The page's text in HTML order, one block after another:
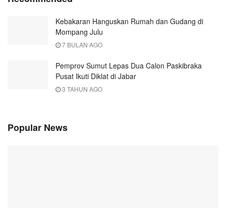
Kebakaran Hanguskan Rumah dan Gudang di
Mompang Julu
7 BULAN AGO
Pemprov Sumut Lepas Dua Calon Paskibraka
Pusat Ikuti Diklat di Jabar
3 TAHUN AGO
Popular News